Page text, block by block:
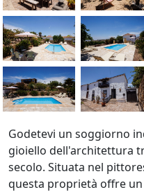
Godetevi un soggiorno
gioiello dell'architettura
secolo. Situata nel
questa proprietà offre